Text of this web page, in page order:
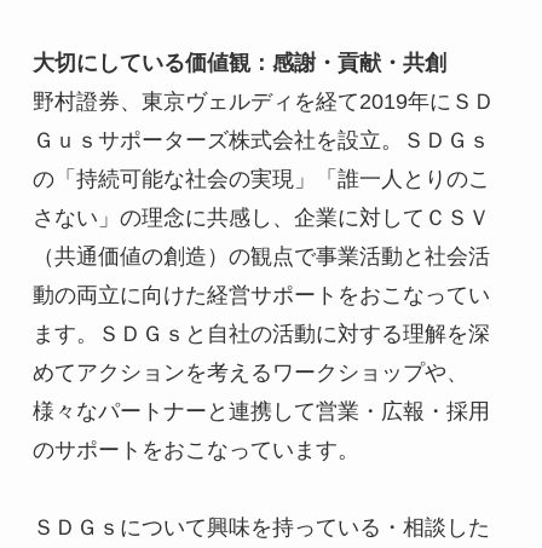
大切にしている価値観：感謝・貢献・共創
野村證券、東京ヴェルディを経て2019年にＳＤ
Ｇｕｓサポーターズ株式会社を設立。ＳＤＧｓ
の「持続可能な社会の実現」「誰一人とりのこ
さない」の理念に共感し、企業に対してＣＳＶ
（共通価値の創造）の観点で事業活動と社会活
動の両立に向けた経営サポートをおこなってい
ます。ＳＤＧｓと自社の活動に対する理解を深
めてアクションを考えるワークショップや、
様々なパートナーと連携して営業・広報・採用
のサポートをおこなっています。
ＳＤＧｓについて興味を持っている・相談した